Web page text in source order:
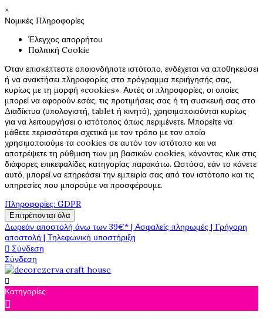
×
Νομικές Πληροφορίες
Έλεγχος απορρήτου
Πολιτική Cookie
Όταν επισκέπτεστε οποιονδήποτε ιστότοπο, ενδέχεται να αποθηκεύσει
ή να ανακτήσει πληροφορίες στο πρόγραμμα περιήγησής σας,
κυρίως με τη μορφή «cookies». Αυτές οι πληροφορίες, οι οποίες
μπορεί να αφορούν εσάς, τις προτιμήσεις σας ή τη συσκευή σας στο
Διαδίκτυο (υπολογιστή, tablet ή κινητό), χρησιμοποιούνται κυρίως
για να λειτουργήσει ο ιστότοπος όπως περιμένετε. Μπορείτε να
μάθετε περισσότερα σχετικά με τον τρόπο με τον οποίο
χρησιμοποιούμε τα cookies σε αυτόν τον ιστότοπο και να
αποτρέψετε τη ρύθμιση των μη βασικών cookies, κάνοντας κλικ στις
διάφορες επικεφαλίδες κατηγορίας παρακάτω. Ωστόσο, εάν το κάνετε
αυτό, μπορεί να επηρεάσει την εμπειρία σας από τον ιστότοπο και τις
υπηρεσίες που μπορούμε να προσφέρουμε.
Πληροφορίες: GDPR
Επιτρέπονται όλα
Δωρεάν αποστολή άνω των 39€* | Ασφαλείς πληρωμές | Γρήγορη
αποστολή | Τηλεφωνική υποστήριξη
 Σύνδεση
Σύνδεση

Κατηγορίες
